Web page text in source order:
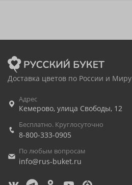
Доставка цветов по России и Миру
Адрес
Кемерово, улица Свободы, 12
Бесплатно. Круглосуточно
8-800-333-0905
По любым вопросам
info@rus-buket.ru